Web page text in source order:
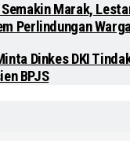
Semakin Marak,
Perlindungan
Dinkes DKI
BPJS